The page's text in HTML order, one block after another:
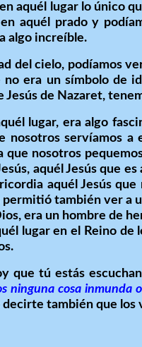
aquél lugar lo único
en aquél prado y
algo increíble.
del cielo, podíamos
era un símbolo de
de Nazaret,
lugar, era algo
nosotros servíamos a
nosotros
aquél Jesús que
aquél Jesús
permitió también ver
era un hombre de
lugar en el Reino
que tú estás
ninguna cosa inmunda
decirte también que los